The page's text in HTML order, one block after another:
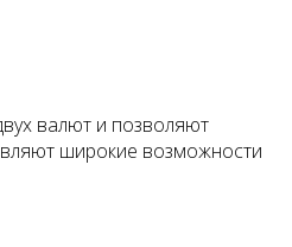
валют и позволяют
широкие возможности